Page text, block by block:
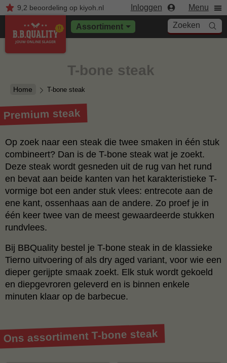
9,2 beoordelingop kiyoh.nl Inloggen Menu
Assortiment Zoeken
Home T-bone steak
T-bone steak
Premium steak
Op zoek naar een steak die twee smaken in één stuk
combineert? Dan is de T-bone steak wat je zoekt.
Deze steak wordt gesneden uit de rug van het rund
en bevat aan beide kanten van het karakteristieke T-
vormige bot een ander stuk vlees: entrecote aan de
ene kant, ossenhaas aan de andere. Zo proef je in
één keer twee van de meest gewaardeerde stukken
rundvlees.
Bij BBQuality bestel je T-bone steak in de klassieke
Tierno uitvoering of als dry aged variant, voor wie een
dieper gerijpte smaak zoekt. Elk stuk wordt gekoeld
en diepgevroren geleverd en is binnen enkele
minuten klaar op de barbecue.
Ons assortiment T-bone steak